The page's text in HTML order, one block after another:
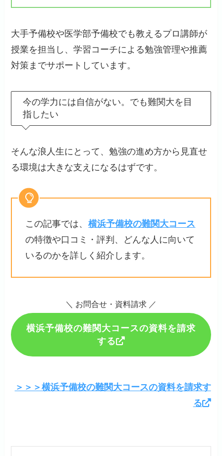
大手予備校や医学部予備校でも教えるプロ講師が
授業を担当し、学習コーチによる勉強管理や推薦
対策までサポートしています。
今の学力には自信がない。でも難関大を目
指したい
そんな浪人生にとって、勉強の進め方から見直せ
る環境は大きな支えになるはずです。
この記事では、 横浜予備校の難関大コース
の特徴や口コミ・評判、どんな人に向いて
いるのかを詳しく紹介します。
＼ お問合せ・資料請求 ／
横浜予備校の難関大コースの資料を請求
する
＞＞＞横浜予備校の難関大コースの資料を請求す
る